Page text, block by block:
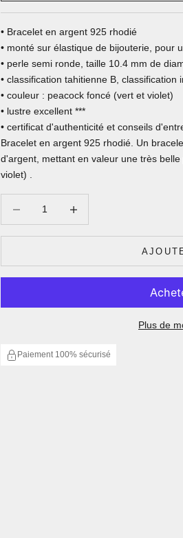
• Bracelet en argent 925 rhodié
• monté sur élastique de bijouterie, pour
• perle semi ronde, taille 10.4 mm de
• classification tahitienne B, classification
• couleur : peacock foncé (vert et violet)
• lustre excellent ***
• certificat d'authenticité et conseils
Bracelet en argent 925 rhodié. Un
d'argent, mettant en valeur une très
violet) .
Plus de
Paiement 100% sécurisé